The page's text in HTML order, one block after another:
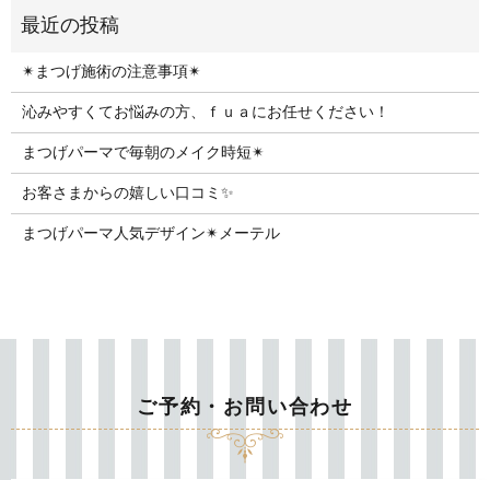
✴︎まつげ施術の注意事項✴︎
沁みやすくてお悩みの方、ｆｕａにお任せください！
まつげパーマで毎朝のメイク時短✴︎
お客さまからの嬉しい口コミ✨
まつげパーマ人気デザイン✴︎メーテル
ご予約・お問い合わせ